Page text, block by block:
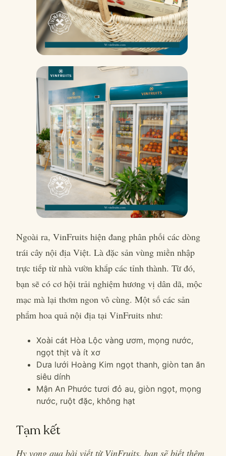
Ngoài ra, VinFruits hiện đang phân phối các dòng
trái cây nội địa Việt. Là đặc sản vùng miền nhập
trực tiếp từ nhà vườn khắp các tỉnh thành. Từ đó,
bạn sẽ có cơ hội trải nghiệm hương vị dân dã, mộc
mạc mà lại thơm ngon vô cùng. Một số các sản
phẩm hoa quả nội địa tại VinFruits như:
Xoài cát Hòa Lộc vàng ươm, mọng nước,
ngọt thịt và ít xơ
Dưa lưới Hoàng Kim ngọt thanh, giòn tan ăn
siêu dính
Mận An Phước tươi đỏ au, giòn ngọt, mọng
nước, ruột đặc, không hạt
Tạm kết
Hy vọng qua bài viết từ VinFruits, bạn sẽ biết thêm